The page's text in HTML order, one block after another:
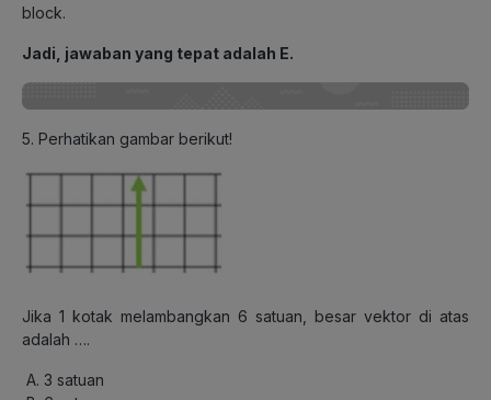
block.
Jadi, jawaban yang tepat adalah E.
5. Perhatikan gambar berikut!
Jika 1 kotak melambangkan 6 satuan, besar vektor di atas
adalah ….
3 satuan